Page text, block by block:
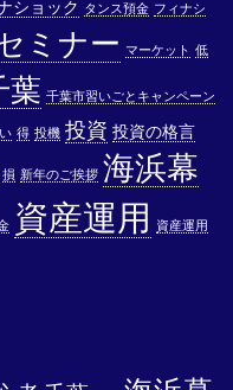
ショック タンス預金 フィナシ
ミナー マーケット 低
葉 千葉市習いごとキャンペーン
得 投機 投資 投資の格言
損 新年のご挨拶 海浜幕
資産運用 資産運用